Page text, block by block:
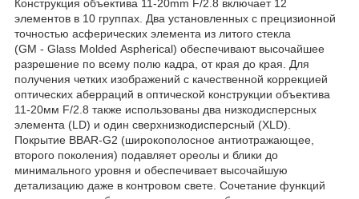
Конструкция объектива 11-20mm F/2.8 включает 12
элементов в 10 группах. Два установленных с прецизионной
точностью асферических элемента из литого стекла
(GM - Glass Molded Aspherical) обеспечивают высочайшее
разрешение по всему полю кадра, от края до края. Для
получения четких изображений с качественной коррекцией
оптических аберраций в оптической конструкции объектива
11-20мм F/2.8 также использованы два низкодисперсных
элемента (LD) и один сверхнизкодисперсный (XLD).
Покрытие BBAR-G2 (широкополосное антиотражающее,
второго поколения) подавляет ореолы и блики до
минимального уровня и обеспечивает высочайшую
детализацию даже в контровом свете. Сочетание функций